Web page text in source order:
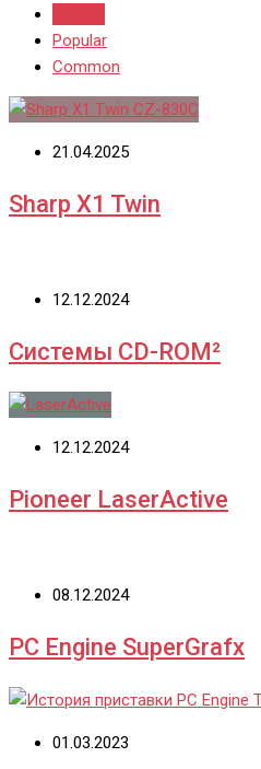
Popular
Common
21.04.2025
Sharp X1 Twin
12.12.2024
Системы CD-ROM²
12.12.2024
Pioneer LaserActive
08.12.2024
PC Engine SuperGrafx
01.03.2023